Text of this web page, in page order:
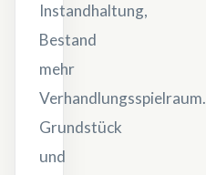
Instandhaltung,
Bestand
mehr
Verhandlungsspielraum.
Grundstück
und